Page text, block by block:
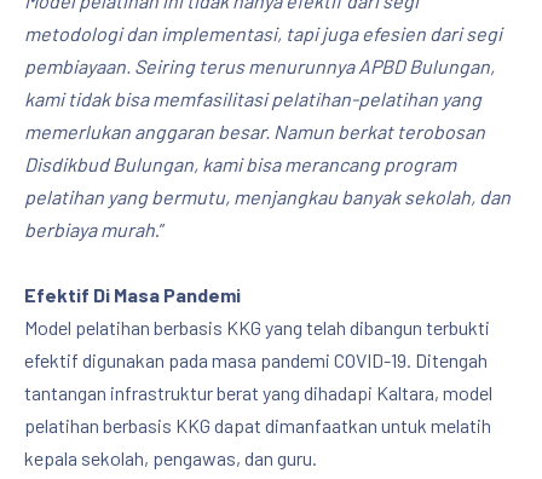
metodologi dan implementasi, tapi juga efesien dari segi
pembiayaan. Seiring terus menurunnya APBD Bulungan,
kami tidak bisa memfasilitasi pelatihan-pelatihan yang
memerlukan anggaran besar. Namun berkat terobosan
Disdikbud Bulungan, kami bisa merancang program
pelatihan yang bermutu, menjangkau banyak sekolah, dan
berbiaya murah.”
Efektif Di Masa Pandemi
Model pelatihan berbasis KKG yang telah dibangun terbukti
efektif digunakan pada masa pandemi COVID-19. Ditengah
tantangan infrastruktur berat yang dihadapi Kaltara, model
pelatihan berbasis KKG dapat dimanfaatkan untuk melatih
kepala sekolah, pengawas, dan guru.